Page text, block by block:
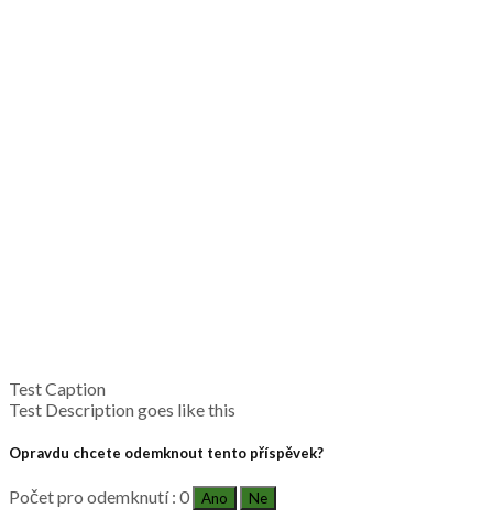
Test Caption
Test Description goes like this
Opravdu chcete odemknout tento příspěvek?
Počet pro odemknutí : 0 Ano Ne